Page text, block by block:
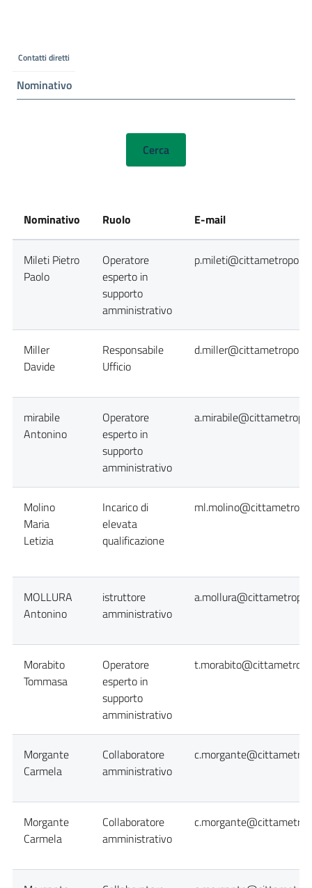
Contatti diretti
Nominativo
Nominativo Ruolo E-mail
Mileti Pietro
Paolo
Operatore
esperto in
supporto
amministrativo
Miller
Davide
Responsabile
Ufficio
mirabile
Antonino
Operatore
esperto in
supporto
amministrativo
Molino
Maria
Letizia
Incarico di
elevata
qualificazione
MOLLURA
Antonino
istruttore
amministrativo
Morabito
Tommasa
Operatore
esperto in
supporto
amministrativo
Morgante
Carmela
Collaboratore
amministrativo
Morgante
Carmela
Collaboratore
amministrativo